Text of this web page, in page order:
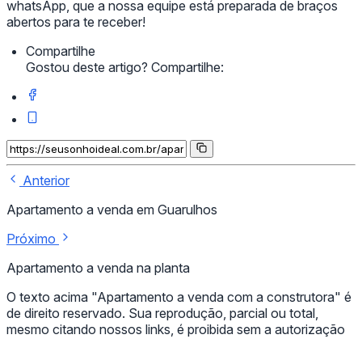
whatsApp, que a nossa equipe está preparada de braços
abertos para te receber!
Compartilhe
Gostou deste artigo? Compartilhe:
Anterior
Apartamento a venda em Guarulhos
Próximo
Apartamento a venda na planta
O texto acima "Apartamento a venda com a construtora" é
de direito reservado. Sua reprodução, parcial ou total,
mesmo citando nossos links, é proibida sem a autorização